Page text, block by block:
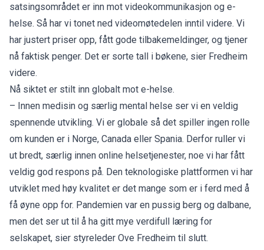
satsingsområdet er inn mot videokommunikasjon og e-
helse. Så har vi tonet ned videomøtedelen inntil videre. Vi
har justert priser opp, fått gode tilbakemeldinger, og tjener
nå faktisk penger. Det er sorte tall i bøkene, sier Fredheim
videre.
Nå siktet er stilt inn globalt mot e-helse.
– Innen medisin og særlig mental helse ser vi en veldig
spennende utvikling. Vi er globale så det spiller ingen rolle
om kunden er i Norge, Canada eller Spania. Derfor ruller vi
ut bredt, særlig innen online helsetjenester, noe vi har fått
veldig god respons på. Den teknologiske plattformen vi har
utviklet med høy kvalitet er det mange som er i ferd med å
få øyne opp for. Pandemien var en pussig berg og dalbane,
men det ser ut til å ha gitt mye verdifull læring for
selskapet, sier styreleder Ove Fredheim til slutt.